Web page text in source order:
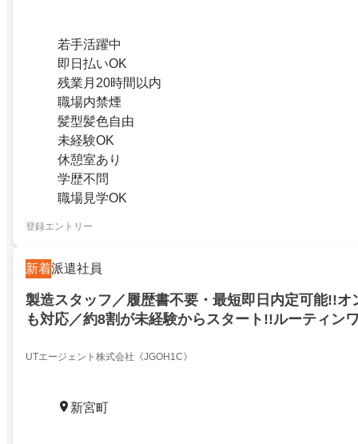
若手活躍中
即日払いOK
残業月20時間以内
職場内禁煙
髪型髪色自由
未経験OK
休憩室あり
学歴不問
職場見学OK
登録エントリー
新着派遣社員
製造スタッフ／履歴書不要・最短即日内定可能!!オ
も対応／約8割が未経験からスタート!!ルーティン
UTエージェント株式会社《JGOH1C》
新宮町